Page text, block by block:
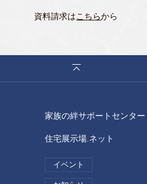
資料請求は こちらから
家族の絆サポートセンター
住宅展示場.ネット
イベント